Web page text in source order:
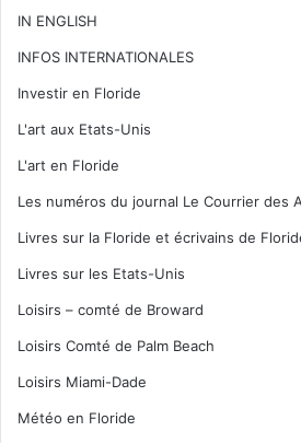
IN ENGLISH
INFOS INTERNATIONALES
Investir en Floride
L'art aux Etats-Unis
L'art en Floride
Les numéros du journal Le Courrier des
Livres sur la Floride et écrivains de
Livres sur les Etats-Unis
Loisirs – comté de Broward
Loisirs Comté de Palm Beach
Loisirs Miami-Dade
Météo en Floride